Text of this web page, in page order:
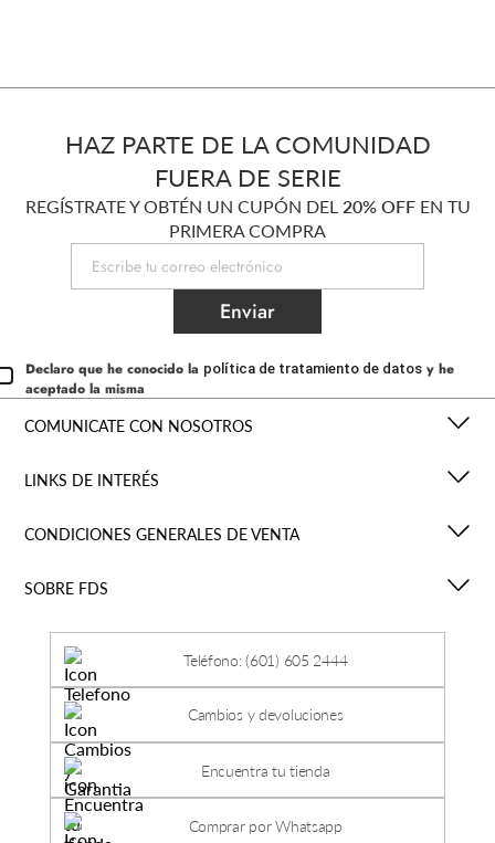
HAZ PARTE DE LA COMUNIDAD
FUERA DE SERIE
REGÍSTRATE Y OBTÉN UN CUPÓN DEL 20% OFFEN TU
PRIMERA COMPRA
Enviar
Declaro que he conocido la política de tratamiento de datos y he
aceptado la misma
COMUNICATE CON NOSOTROS
LINKS DE INTERÉS
CONDICIONES GENERALES DE VENTA
SOBRE FDS
Teléfono: (601) 605 2444
Cambios y devoluciones
Encuentra tu tienda
Comprar por Whatsapp